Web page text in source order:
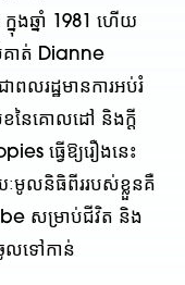
ងឆ្នាំ 1981 ហើយ
គាត់ Dianne
ជាពលរដ្ឋមានការអប់រំ
នៃគោលដៅ និងក្តី
ធ្វើឱ្យរឿងនេះ
ៈមូលនិធិពីររបស់ខ្លួនគឺ
សម្រាប់ជីវិត និង
លទៅកាន់